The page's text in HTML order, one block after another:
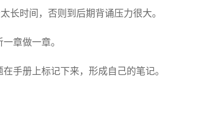
长时间，否则到后期背诵压力很大。
章做一章。
手册上标记下来，形成自己的笔记。